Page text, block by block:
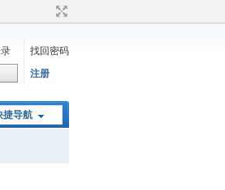
找回密码
注册
捷导航